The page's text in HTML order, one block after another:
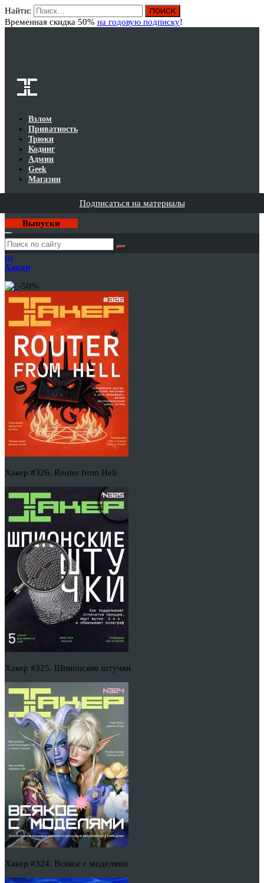
Найти:
Временная скидка 50% на годовую подписку!
Взлом
Приватность
Трюки
Кодинг
Админ
Geek
Магазин
Подписаться на материалы
Выпуски
Годовая
подписка
на
Хакер
-50%
Хакер #326. Router from Hell
Хакер #325. Шпионские штучки
Хакер #324. Всякое с моделями